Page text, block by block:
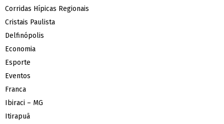
Corridas Hípicas Regionais
Cristais Paulista
Delfinópolis
Economia
Esporte
Eventos
Franca
Ibiraci – MG
Itirapuã